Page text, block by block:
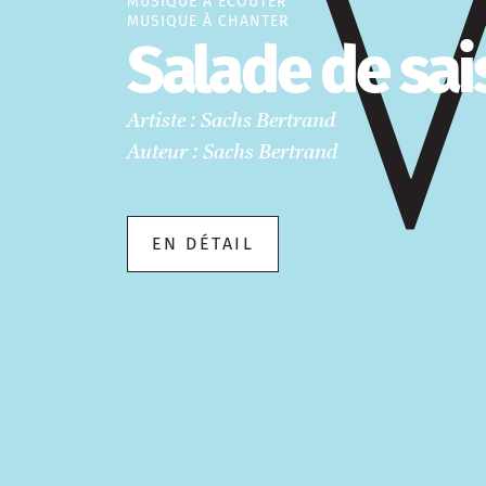
MUSIQUE À CHANTER
Salade de
Artiste : Sachs Bertrand
Auteur : Sachs Bertrand
EN DÉTAIL